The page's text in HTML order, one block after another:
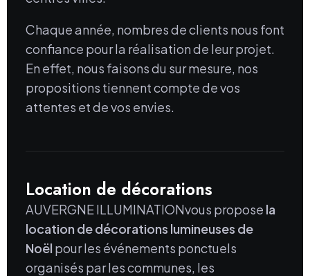
Chaque année, nombres de clients nous font
confiance pour la réalisation de leur projet.
En effet, nous faisons du sur mesure, nos
propositions tiennent compte de vos
attentes et de vos envies.
Location de décorations
AUVERGNE ILLUMINATIONvous propose la
location de décorations lumineuses de
Noël pour les événements ponctuels
organisés par les communes, les